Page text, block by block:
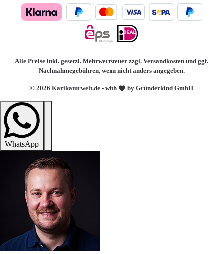
© 2026 Karikaturwelt.de - with by Gründerkind GmbH
Alle Preise inkl. gesetzl. Mehrwertsteuer zzgl. Versandkosten und ggf.
Nachnahmegebühren, wenn nicht anders angegeben.
WhatsApp